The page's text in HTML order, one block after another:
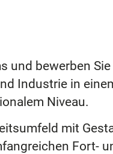
und bewerben
Industrie in
Niveau.
mit
Fort-